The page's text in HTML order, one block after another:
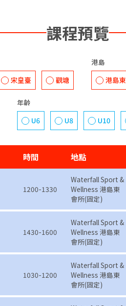
課程預覽
宋皇臺 觀塘
港島
港島東
年齡
U6
U8 U10
時間 地點
1200-1330
Waterfall Sport &
Wellness 港島東
會所(固定)
1430-1600
Waterfall Sport &
Wellness 港島東
會所(固定)
1030-1200
Waterfall Sport &
Wellness 港島東
會所(固定)